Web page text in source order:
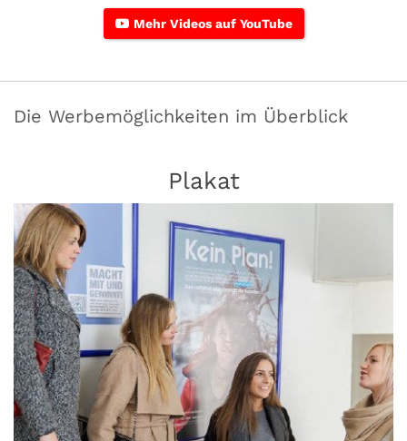
Mehr Videos auf YouTube
Die Werbemöglichkeiten im Überblick
Plakat